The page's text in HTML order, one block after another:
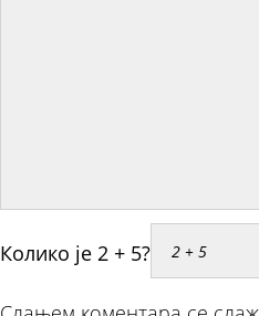
Колико је 2 + 5?